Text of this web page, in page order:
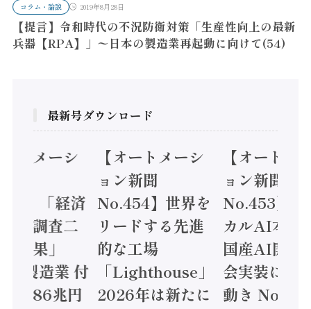
コラム・論説 2019年8月28日
【提言】令和時代の不況防衛対策「生産性向上の最新
兵器【RPA】」〜日本の製造業再起動に向けて(54)
最新号ダウンロード
トメーシ
】「経済
態調査二
結果」
年製造業 付
額86兆円
【オートメーシ
ョン新聞
No.454】世界を
リードする先進
的な工場
「Lighthouse」
2026年は新たに
【オートメ
ョン新聞
No.453】フ
カルAI本格
国産AI開発
会実装に活
動き